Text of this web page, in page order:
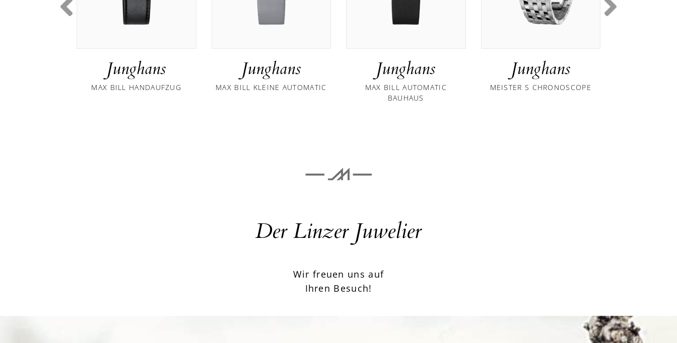
Junghans
MAX BILL HANDAUFZUG
Junghans
MAX BILL KLEINE AUTOMATIC
Junghans
MAX BILL AUTOMATIC
BAUHAUS
Junghans
MEISTER S CHRONOSCOPE
Der Linzer Juwelier
Wir freuen uns auf
Ihren Besuch!